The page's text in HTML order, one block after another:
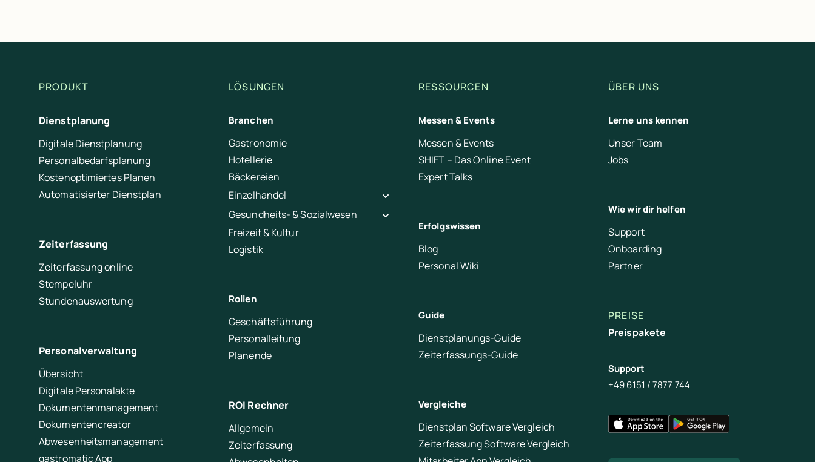
PRODUKT
Dienstplanung
Digitale Dienstplanung
Personalbedarfsplanung
Kostenoptimiertes Planen
Automatisierter Dienstplan
Zeiterfassung
Zeiterfassung online
Stempeluhr
Stundenauswertung
Personalverwaltung
Übersicht
Digitale Personalakte
Dokumentenmanagement
Dokumentencreator
Abwesenheitsmanagement
gastromatic App
LÖSUNGEN
Branchen
Gastronomie
Hotellerie
Bäckereien
Einzelhandel
Gesundheits- & Sozialwesen
Freizeit & Kultur
Logistik
Rollen
Geschäftsführung
Personalleitung
Planende
ROI Rechner
Allgemein
Zeiterfassung
RESSOURCEN
Messen & Events
Messen & Events
SHIFT – Das Online Event
Expert Talks
Erfolgswissen
Blog
Personal Wiki
Guide
Dienstplanungs-Guide
Zeiterfassungs-Guide
Vergleiche
Dienstplan Software Vergleich
Zeiterfassung Software Vergleich
ÜBER UNS
Lerne uns kennen
Unser Team
Jobs
Wie wir dir helfen
Support
Onboarding
Partner
PREISE
Preispakete
Support
+49 6151 / 7877 744